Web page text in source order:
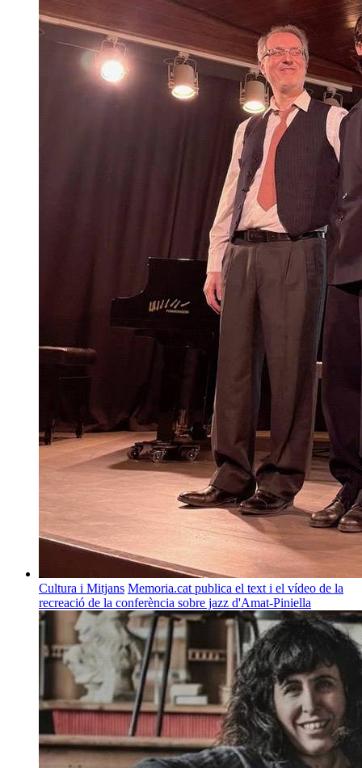
Cultura i Mitjans Memoria.cat publica el text i el vídeo de la
recreació de la conferència sobre jazz d'Amat-Piniella